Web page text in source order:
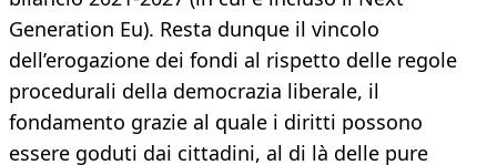
Generation Eu). Resta dunque il vincolo
dell’erogazione dei fondi al rispetto delle regole
procedurali della democrazia liberale, il
fondamento grazie al quale i diritti possono
essere goduti dai cittadini, al di là delle pure